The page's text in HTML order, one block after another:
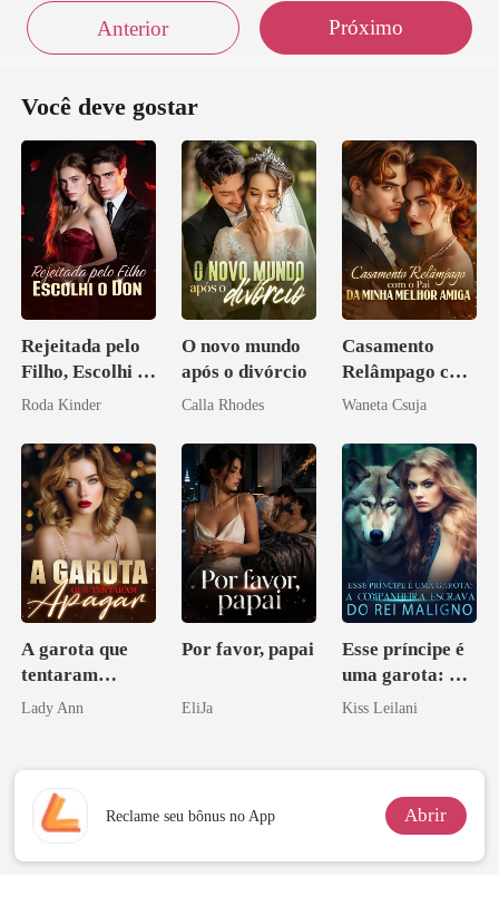
Anterior Próximo
Você deve gostar
Rejeitada pelo
Filho, Escolhi o
Don
Roda Kinder
O novo mundo
após o divórcio
Calla Rhodes
Casamento
Relâmpago com
o Pai da Minha
Waneta Csuja
A garota que
tentaram
apagar
Lady Ann
Por favor, papai
EliJa
Esse príncipe é
uma garota: A
companheira
Kiss Leilani
Reclame seu bônus no App Abrir